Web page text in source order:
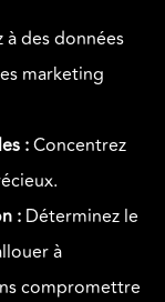
à des données
marketing
:Concentrez
: Déterminez le
à
compromettre